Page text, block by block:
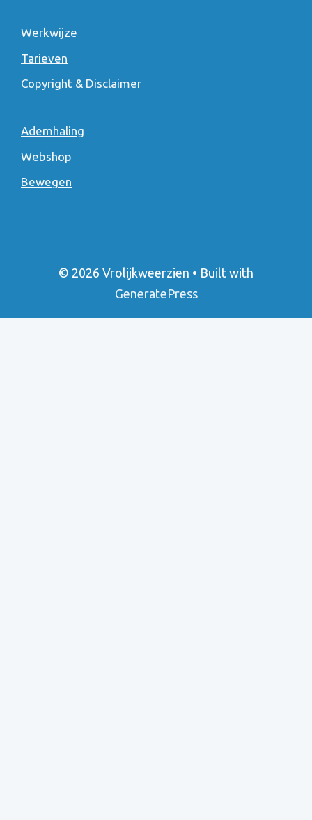
Werkwijze
Tarieven
Copyright & Disclaimer
Ademhaling
Webshop
Bewegen
© 2026 Vrolijkweerzien • Built with
GeneratePress